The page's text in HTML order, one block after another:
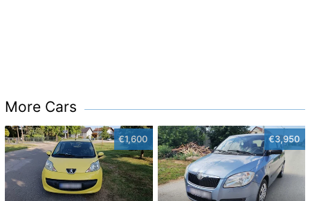
More Cars
€1,600 €3,950